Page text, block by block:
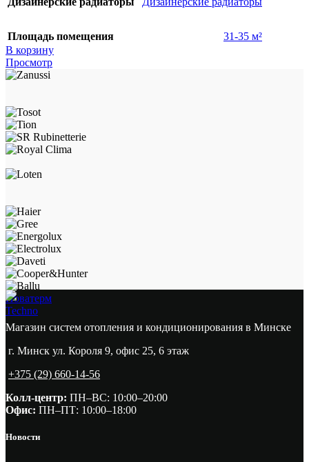
Площадь помещения
31-35 м²
В корзину
Просмотр
Новатерм
Techno
Магазин систем отопления и кондиционирования в Минске
г. Минск ул. Короля 9, офис 25, 6 этаж
+375 (29) 660-14-56
Колл-центр: ПН–ВС: 10:00–20:00​
Офис: ПН–ПТ: 10:00–18:00
Новости